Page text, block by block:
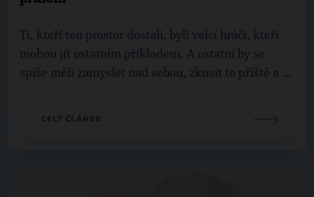
Ti, kteří ten prostor dostali, byli velcí hráči, kteří
mohou jít ostatním příkladem. A ostatní by se
spíše měli zamyslet nad sebou, zkusit to příště a ...
CELÝ ČLÁNEK